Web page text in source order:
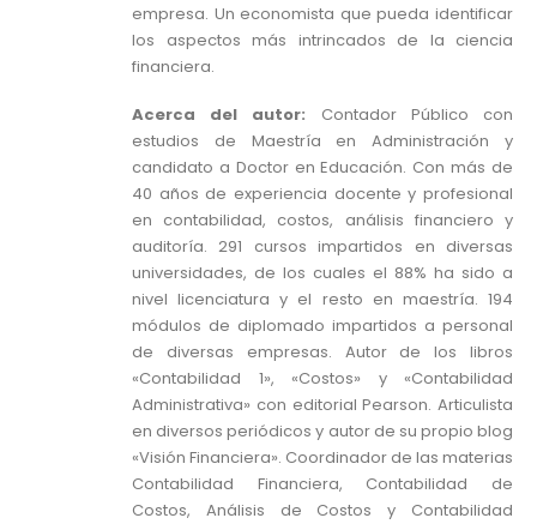
empresa. Un economista que pueda identificar
los aspectos más intrincados de la ciencia
financiera.
Acerca del autor: Contador Público con
estudios de Maestría en Administración y
candidato a Doctor en Educación. Con más de
40 años de experiencia docente y profesional
en contabilidad, costos, análisis financiero y
auditoría. 291 cursos impartidos en diversas
universidades, de los cuales el 88% ha sido a
nivel licenciatura y el resto en maestría. 194
módulos de diplomado impartidos a personal
de diversas empresas. Autor de los libros
«Contabilidad 1», «Costos» y «Contabilidad
Administrativa» con editorial Pearson. Articulista
en diversos periódicos y autor de su propio blog
«Visión Financiera». Coordinador de las materias
Contabilidad Financiera, Contabilidad de
Costos, Análisis de Costos y Contabilidad